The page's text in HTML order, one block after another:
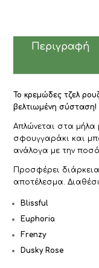
Περιγραφή
Το κρεμώδες τζελ
βελτιωμένη σύσταση!
Απλώνεται στα μήλα
σφουγγαράκι και
ανάλογα με την
Προσφέρει διάρκεια
αποτέλεσμα.
Blissful
Euphoria
Frenzy
Dusky Rose